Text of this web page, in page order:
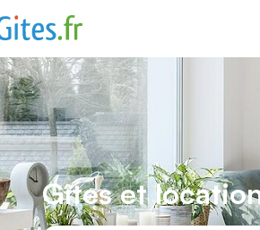
Gîtes et